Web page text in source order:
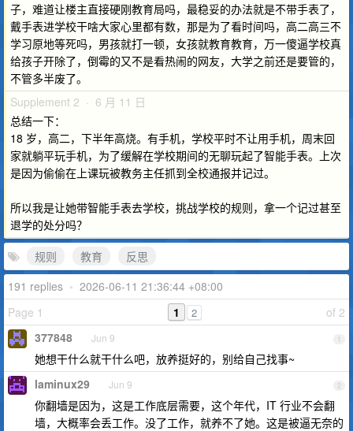
子，难道让楼主直接硬刚教育局吗，最稳妥的办法就是不带手表了，
戴手表进学校干啥大家心里都有数，那是为了看时间吗，高二高三不
学习原地等死吗，男孩就打一顿，女孩就教育教育，万一傻逼学校真
给孩子开除了，倒霉的又不是看热闹的网友，大学之前还是要管的，
不管多半废了。
Supplement 2 · 6 月 11 日
总结一下：
18 岁，高二，下半年高烧。有手机，学校平时不让用手机，周末回
家就躺平玩手机，为了缓解在学校期间的无聊玩起了智能手表。上次
是因为偷偷在上课玩被教务主任抓到全校通报并记过。
所以我是让她带智能手表去学校，挑战学校的规则，拿一个记过甚至
退学的处分吗？
规则
教育
反思
191 replies • 2026-06-11 21:36:44 +08:00
Page 1
of 2
1 2
1
377848 Jun 9
她想干什么就干什么吧，放养挺好的，别给自己找事~
2
laminux29 Jun 9
你翻墙是因为，这是工作底层需要，这个年代，IT 行业不会翻
墙，大概率会丢工作。没了工作，就养不了她。这是被逼无奈的